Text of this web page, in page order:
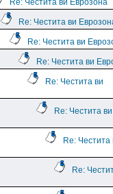
Re: Честита ви Еврозона
Re: Честита ви
Re: Честита ви
Re: Честита ви
Re: Честита ви
Re: Честита ви
Re: Честита
Re: